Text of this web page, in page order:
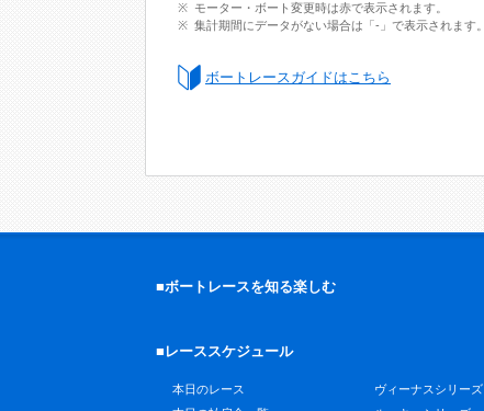
モーター・ボート変更時は赤で表示されます。
集計期間にデータがない場合は「-」で表示されます。
ボートレースガイドはこちら
■ボートレースを知る楽しむ
■レーススケジュール
本日のレース
ヴィーナスシリーズ